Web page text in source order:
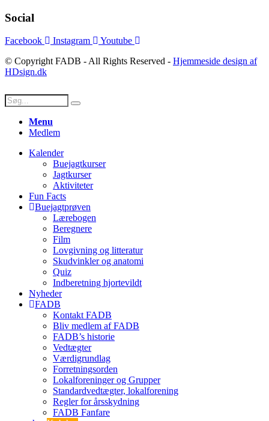
Social
Facebook Instagram
Youtube
© Copyright FADB - All Rights Reserved - Hjemmeside design af
HDsign.dk
Menu
Medlem
Kalender
Buejagtkurser
Jagtkurser
Aktiviteter
Fun Facts
Buejagtprøven
Lærebogen
Beregnere
Film
Lovgivning og litteratur
Skudvinkler og anatomi
Quiz
Indberetning hjortevildt
Nyheder
FADB
Kontakt FADB
Bliv medlem af FADB
FADB’s historie
Vedtægter
Værdigrundlag
Forretningsorden
Lokalforeninger og Grupper
Standardvedtægter, lokalforening
Regler for årsskydning
FADB Fanfare